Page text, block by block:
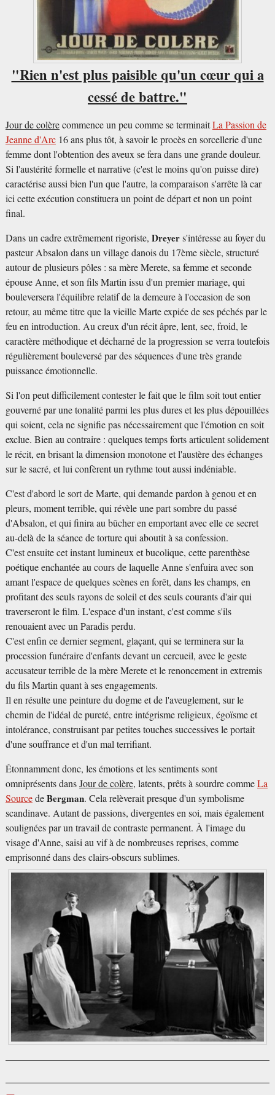
"Rien n'est plus paisible qu'un cœur qui a
cessé de battre."
Jour de colèrecommence un peu comme se terminaitLa Passion de
Jeanne d'Arc16 ans plus tôt, à savoir le procès en sorcellerie d'une
femme dont l'obtention des aveux se fera dans une grande douleur.
Si l'austérité formelle et narrative (c'est le moins qu'on puisse dire)
caractérise aussi bien l'un que l'autre, la comparaison s'arrête là car
ici cette exécution constituera un point de départ et non un point
final.
Dans un cadre extrêmement rigoriste, Dreyers'intéresse au foyer du
pasteur Absalon dans un village danois du 17ème siècle, structuré
autour de plusieurs pôles : sa mère Merete, sa femme et seconde
épouse Anne, et son fils Martin issu d'un premier mariage, qui
bouleversera l'équilibre relatif de la demeure à l'occasion de son
retour, au même titre que la vieille Marte expiée de ses péchés par le
feu en introduction. Au creux d'un récit âpre, lent, sec, froid, le
caractère méthodique et décharné de la progression se verra toutefois
régulièrement bouleversé par des séquences d'une très grande
puissance émotionnelle.
Si l'on peut difficilement contester le fait que le film soit tout entier
gouverné par une tonalité parmi les plus dures et les plus dépouillées
qui soient, cela ne signifie pas nécessairement que l'émotion en soit
exclue. Bien au contraire : quelques temps forts articulent solidement
le récit, en brisant la dimension monotone et l'austère des échanges
sur le sacré, et lui confèrent un rythme tout aussi indéniable.
C'est d'abord le sort de Marte, qui demande pardon à genou et en
pleurs, moment terrible, qui révèle une part sombre du passé
d'Absalon, et qui finira au bûcher en emportant avec elle ce secret
au-delà de la séance de torture qui aboutit à sa confession.
C'est ensuite cet instant lumineux et bucolique, cette parenthèse
poétique enchantée au cours de laquelle Anne s'enfuira avec son
amant l'espace de quelques scènes en forêt, dans les champs, en
profitant des seuls rayons de soleil et des seuls courants d'air qui
traverseront le film. L'espace d'un instant, c'est comme s'ils
renouaient avec un Paradis perdu.
C'est enfin ce dernier segment, glaçant, qui se terminera sur la
procession funéraire d'enfants devant un cercueil, avec le geste
accusateur terrible de la mère Merete et le renoncement in extremis
du fils Martin quant à ses engagements.
Il en résulte une peinture du dogme et de l'aveuglement, sur le
chemin de l'idéal de pureté, entre intégrisme religieux, égoïsme et
intolérance, construisant par petites touches successives le portait
d'une souffrance et d'un mal terrifiant.
Étonnamment donc, les émotions et les sentiments sont
omniprésents dansJour de colère, latents, prêts à sourdre commeLa
SourcedeBergman. Cela relèverait presque d'un symbolisme
scandinave. Autant de passions, divergentes en soi, mais également
soulignées par un travail de contraste permanent. À l'image du
visage d'Anne, saisi au vif à de nombreuses reprises, comme
emprisonné dans des clairs-obscurs sublimes.